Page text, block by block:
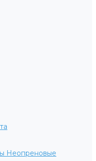
Неопреновые